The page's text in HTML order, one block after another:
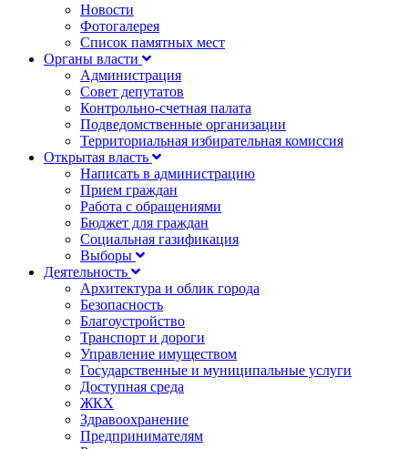
Новости
Фотогалерея
Список памятных мест
Органы власти
Администрация
Совет депутатов
Контрольно-счетная палата
Подведомственные организации
Территориальная избирательная комиссия
Открытая власть
Написать в администрацию
Прием граждан
Работа с обращениями
Бюджет для граждан
Социальная газификация
Выборы
Деятельность
Архитектура и облик города
Безопасность
Благоустройство
Транспорт и дороги
Управление имуществом
Государственные и муниципальные услуги
Доступная среда
ЖКХ
Здравоохранение
Предпринимателям